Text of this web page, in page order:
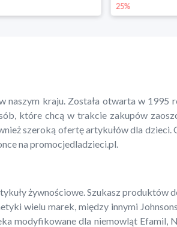
25%
kraju. Została otwarta w
które chcą w trakcie zakupów
szeroką ofertę artykułów dla dzieci.
na promocjedladzieci.pl.
żywnościowe. Szukasz produktów
wielu marek, między innymi
modyfikowane dla niemowląt Efamil,